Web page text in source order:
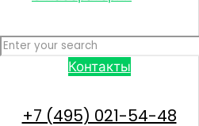
Контакты
+7 (495) 021-54-48